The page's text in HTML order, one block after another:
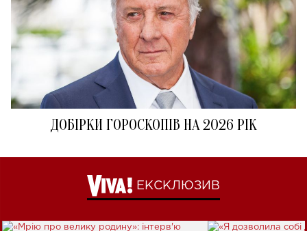
ДОБІРКИ ГОРОСКОПІВ НА 2026 РІК
ЕКСКЛЮЗИВ